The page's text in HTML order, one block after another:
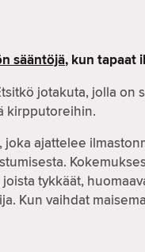
sääntöjä, kun tapaat
jotakuta, jolla
kirpputoreihin.
ajattelee
tykkäät,
Kun vaihdat